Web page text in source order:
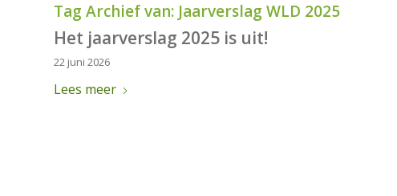
Tag Archief van: Jaarverslag WLD 2025
Het jaarverslag 2025 is uit!
22 juni 2026
Lees meer